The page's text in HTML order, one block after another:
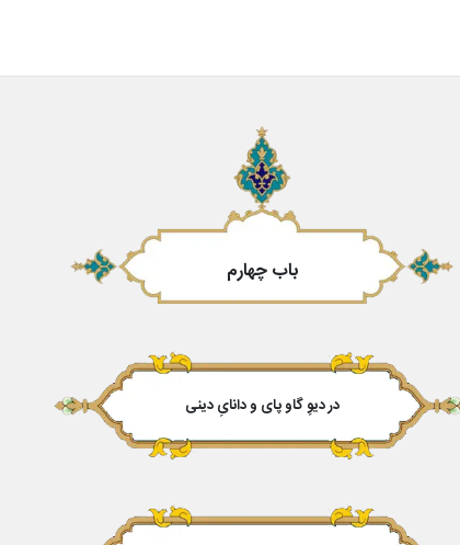
باب چهارم
در دیوِ گاو پای و دانایِ دینی